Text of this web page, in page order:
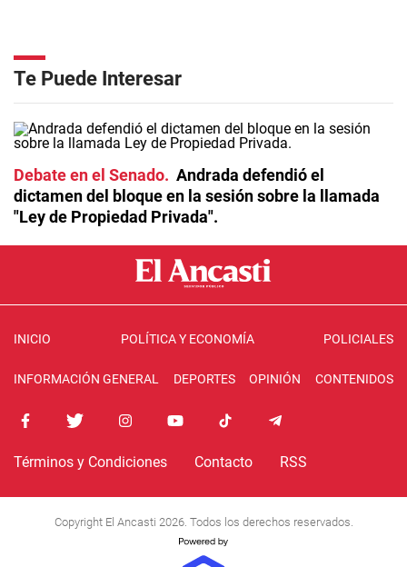
Te Puede Interesar
Debate en el Senado
Andrada defendió el
dictamen del bloque en la sesión sobre la llamada
"Ley de Propiedad Privada".
INICIO POLÍTICA Y ECONOMÍA POLICIALES
INFORMACIÓN GENERAL DEPORTES OPINIÓN CONTENIDOS
Términos y Condiciones Contacto RSS
Copyright El Ancasti 2026. Todos los derechos reservados.